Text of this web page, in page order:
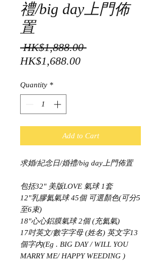
禮/big day上門佈
置
HK$1,888.00 Regular
HK$1,688.00Sale
Quantity *
Add to Cart
求婚/紀念日/婚禮/big day上門佈置
包括32" 美版LOVE 氣球 1套
12"乳膠氦氣球 45個 可選顏色(可分5
至6束)
18"心心鋁膜氣球 2個 (充氦氣)
17吋英文/數字字母 (姓名) 英文字13
個字內(Eg . BIG DAY / WILL YOU
MARRY ME/ HAPPY WEEDING )